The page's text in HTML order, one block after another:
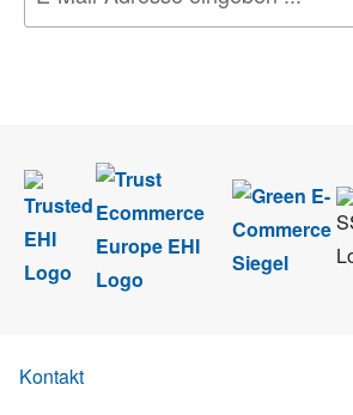
Kontakt